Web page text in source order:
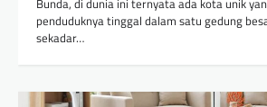
penduduknya tinggal dalam satu gedung
sekadar…